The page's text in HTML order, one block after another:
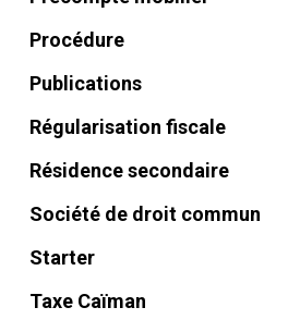
Procédure
Publications
Régularisation fiscale
Résidence secondaire
Société de droit commun
Starter
Taxe Caïman